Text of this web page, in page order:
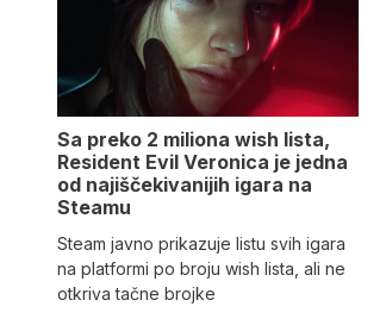
Sa preko 2 miliona wish lista,
Resident Evil Veronica je jedna
od najiščekivanijih igara na
Steamu
Steam javno prikazuje listu svih igara
na platformi po broju wish lista, ali ne
otkriva tačne brojke